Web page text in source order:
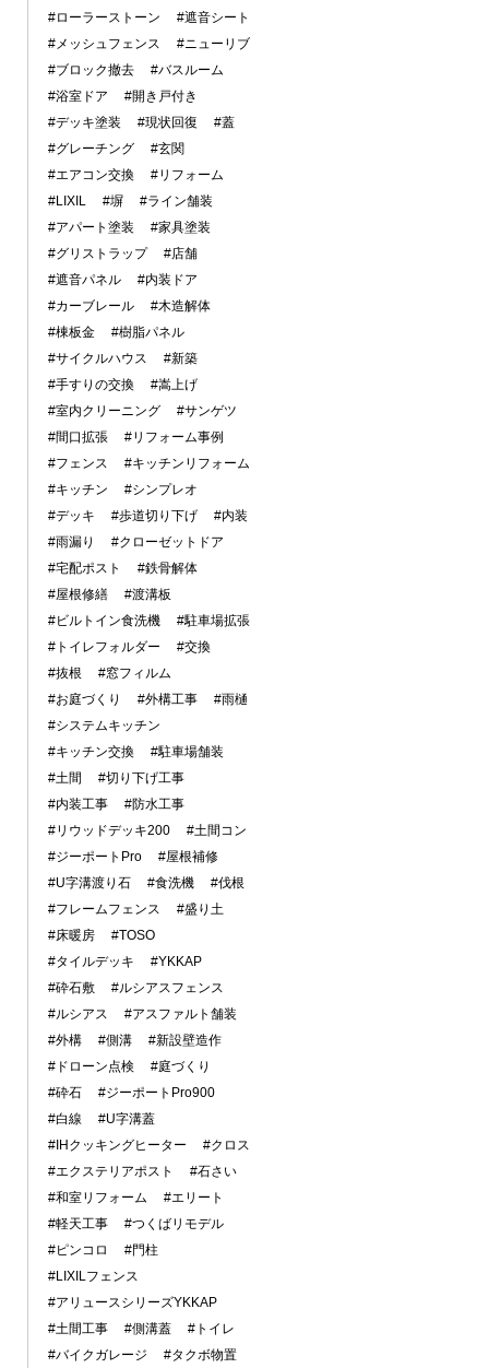
#ローラーストーン
#遮音シート
#メッシュフェンス
#ニューリブ
#ブロック撤去
#バスルーム
#浴室ドア
#開き戸付き
#デッキ塗装
#現状回復
#蓋
#グレーチング
#玄関
#エアコン交換
#リフォーム
#LIXIL
#塀
#ライン舗装
#アパート塗装
#家具塗装
#グリストラップ
#店舗
#遮音パネル
#内装ドア
#カーブレール
#木造解体
#棟板金
#樹脂パネル
#サイクルハウス
#新築
#手すりの交換
#嵩上げ
#室内クリーニング
#サンゲツ
#間口拡張
#リフォーム事例
#フェンス
#キッチンリフォーム
#キッチン
#シンプレオ
#デッキ
#歩道切り下げ
#内装
#雨漏り
#クローゼットドア
#宅配ポスト
#鉄骨解体
#屋根修繕
#渡溝板
#ビルトイン食洗機
#駐車場拡張
#トイレフォルダー
#交換
#抜根
#窓フィルム
#お庭づくり
#外構工事
#雨樋
#システムキッチン
#キッチン交換
#駐車場舗装
#土間
#切り下げ工事
#内装工事
#防水工事
#リウッドデッキ200
#土間コン
#ジーポートPro
#屋根補修
#U字溝渡り石
#食洗機
#伐根
#フレームフェンス
#盛り土
#床暖房
#TOSO
#タイルデッキ
#YKKAP
#砕石敷
#ルシアスフェンス
#ルシアス
#アスファルト舗装
#外構
#側溝
#新設壁造作
#ドローン点検
#庭づくり
#砕石
#ジーポートPro900
#白線
#U字溝蓋
#IHクッキングヒーター
#クロス
#エクステリアポスト
#石さい
#和室リフォーム
#エリート
#軽天工事
#つくばリモデル
#ピンコロ
#門柱
#LIXILフェンス
#アリュースシリーズYKKAP
#土間工事
#側溝蓋
#トイレ
#バイクガレージ
#タクボ物置